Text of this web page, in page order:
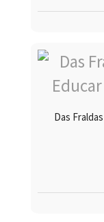
Das